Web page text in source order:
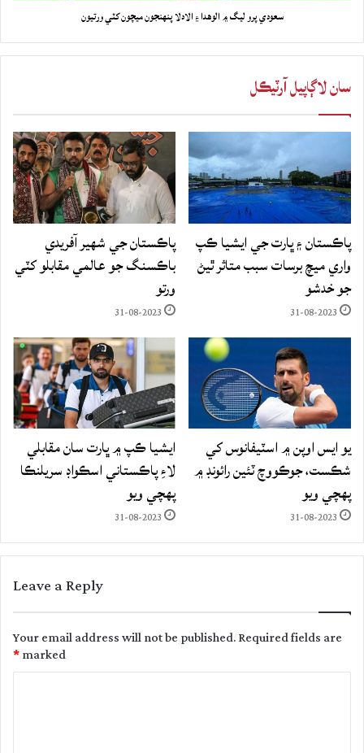
سعودي پرو ليگ ۾ الوهدا ۽ الادلا پنهنجون ميچون کٽي ورتيون
سان لاڳاپيل آرٽيڪل
پاڪستان ۽ ڀارت جي ايشيا ڪپ
واري ميچ برسات سبب متاثر ٿيڻ
جو خدشو
31-08-2023
پاڪستان جي شهير آفريدي
باڪسنگ جو عالمي مقابلو کٽي
ورتو
31-08-2023
يو ايس اوپن ۾ اسٽيفانوس کي
شڪست، جوڪووچ ٽئين رائونڊ ۾
پهچي ويو
31-08-2023
ايشيا ڪپ ۾ ڀارت سان مقابلي
لاءِ پاڪستاني اسڪواڊ سريلنڪا
پهچي ويو
31-08-2023
Leave a Reply
Your email address will not be published.Required fields are
marked
*